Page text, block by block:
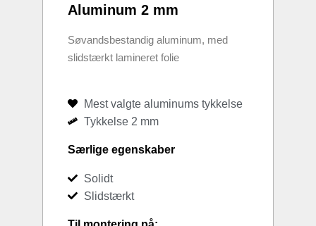
Aluminum 2 mm
Søvandsbestandig aluminum, med
slidstærkt lamineret folie
Mest valgte aluminums tykkelse
Tykkelse 2 mm
Særlige egenskaber
Solidt
Slidstærkt